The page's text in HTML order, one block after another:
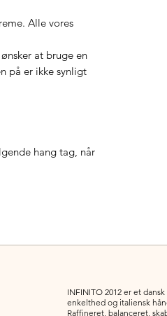
Alle vores
at bruge en
på er ikke synligt
hang tag, når
INFINITO 2012 er et
enkelthed og italiensk
Raffineret, balanceret,